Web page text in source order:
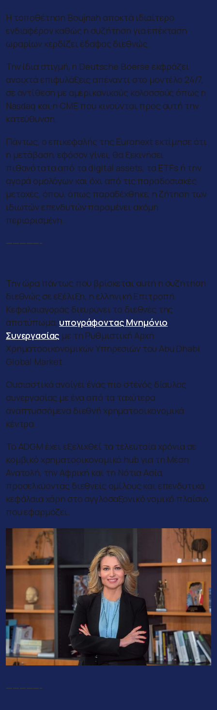
Η τοποθέτηση Boujnah αποκτά ιδιαίτερο
ενδιαφέρον καθώς η συζήτηση για επέκταση
ωραρίων κερδίζει έδαφος διεθνώς.
Την ίδια στιγμή, η Deutsche Boerse εκφράζει
ανοιχτά επιφυλάξεις απέναντι στο μοντέλο 24/7,
σε αντίθεση με αμερικανικούς κολοσσούς όπως η
Nasdaq και η CME που κινούνται προς αυτή την
κατεύθυνση.
Πάντως, ο επικεφαλής της Euronext εκτίμησε ότι
η μετάβαση, εφόσον γίνει, θα ξεκινήσει
πιθανότατα από τα digital assets, τα ETFs ή την
αγορά ομολόγων και όχι από τις παραδοσιακές
μετοχές, όπου, όπως παραδέχθηκε, η ζήτηση των
ιδιωτών επενδυτών παραμένει ακόμη
περιορισμένη.
—————-
Την ώρα πάντως που βρίσκεται αυτή η συζήτηση
διεθνώς σε εξέλιξη, η ελληνική Επιτροπή
Κεφαλαιαγοράς διευρύνει το διεθνές της
αποτύπωμα, υπογράφοντας Μνημόνιο
Συνεργασίας με τη Ρυθμιστική Αρχή
Χρηματοοικονομικών Υπηρεσιών του Abu Dhabi
Global Market.
Ουσιαστικά ανοίγει ένας πιο στενός δίαυλος
συνεργασίας με ένα από τα ταχύτερα
αναπτυσσόμενα διεθνή χρηματοοικονομικά
κέντρα.
Το ADGM έχει εξελιχθεί τα τελευταία χρόνια σε
κομβικό χρηματοοικονομικό hub για τη Μέση
Ανατολή, την Αφρική και τη Νότια Ασία,
προσελκύοντας διεθνείς ομίλους και επενδυτικά
κεφάλαια χάρη στο αγγλοσαξονικό νομικό πλαίσιο
που εφαρμόζει.
—————-